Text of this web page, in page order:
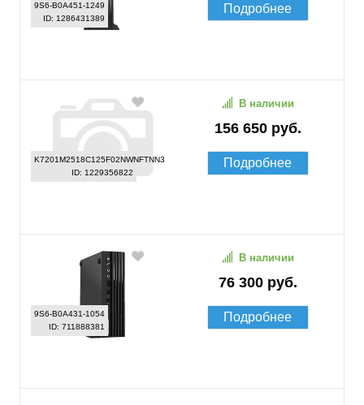
9S6-B0A451-1249
ID: 1286431389
Подробнее
K7201M2518C125F02NWNFTNN3
ID: 1229356822
156 650 руб.
В наличии
Подробнее
9S6-B0A431-1054
ID: 711888381
76 300 руб.
В наличии
Подробнее